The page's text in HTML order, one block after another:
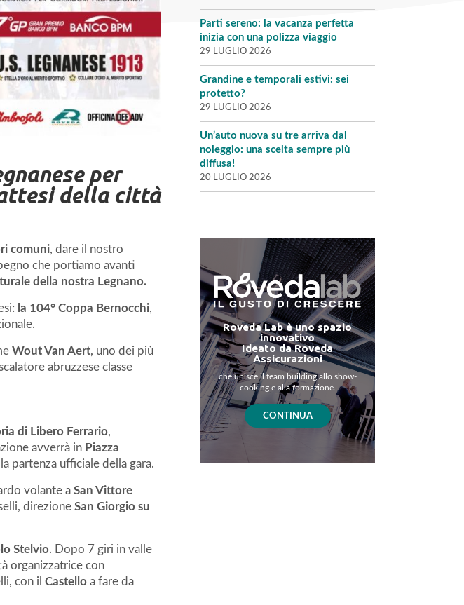
per
della città
comuni, dare il nostro
che portiamo avanti
della nostra Legnano.
la 104° Coppa Bernocchi,
Wout Van Aert, uno dei più
abruzzese classe
di Libero Ferrario,
avverrà in Piazza
partenza ufficiale della gara.
volante a San Vittore
direzione San Giorgio su
Stelvio. Dopo 7 giri in valle
organizzatrice con
con il Castello a fare da
Parti sereno: la vacanza perfetta
inizia con una polizza viaggio
29 LUGLIO 2026
Grandine e temporali estivi: sei
protetto?
29 LUGLIO 2026
Un’auto nuova su tre arriva dal
noleggio: una scelta sempre più
diffusa!
20 LUGLIO 2026
Roveda Lab è uno spazio
innovativo
Ideato da Roveda
Assicurazioni
che unisce il team building allo show-
cooking e alla formazione.
CONTINUA